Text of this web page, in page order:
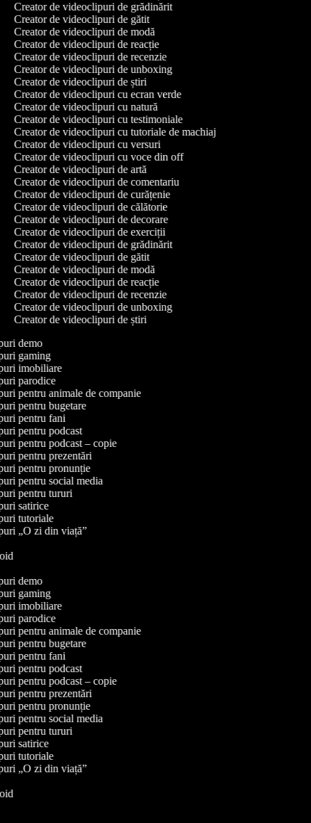
Creator de videoclipuri de grădinărit
Creator de videoclipuri de gătit
Creator de videoclipuri de modă
Creator de videoclipuri de reacție
Creator de videoclipuri de recenzie
Creator de videoclipuri de unboxing
Creator de videoclipuri de știri
Creator de videoclipuri cu ecran verde
Creator de videoclipuri cu natură
Creator de videoclipuri cu testimoniale
Creator de videoclipuri cu tutoriale de machiaj
Creator de videoclipuri cu versuri
Creator de videoclipuri cu voce din off
Creator de videoclipuri de artă
Creator de videoclipuri de comentariu
Creator de videoclipuri de curățenie
Creator de videoclipuri de călătorie
Creator de videoclipuri de decorare
Creator de videoclipuri de exerciții
Creator de videoclipuri de grădinărit
Creator de videoclipuri de gătit
Creator de videoclipuri de modă
Creator de videoclipuri de reacție
Creator de videoclipuri de recenzie
Creator de videoclipuri de unboxing
Creator de videoclipuri de știri
demo
gaming
imobiliare
parodice
pentru animale de companie
pentru bugetare
pentru fani
pentru podcast
pentru podcast – copie
pentru prezentări
pentru pronunție
pentru social media
pentru tururi
satirice
tutoriale
„O zi din viață”
demo
gaming
imobiliare
parodice
pentru animale de companie
pentru bugetare
pentru fani
pentru podcast
pentru podcast – copie
pentru prezentări
pentru pronunție
pentru social media
pentru tururi
satirice
tutoriale
„O zi din viață”